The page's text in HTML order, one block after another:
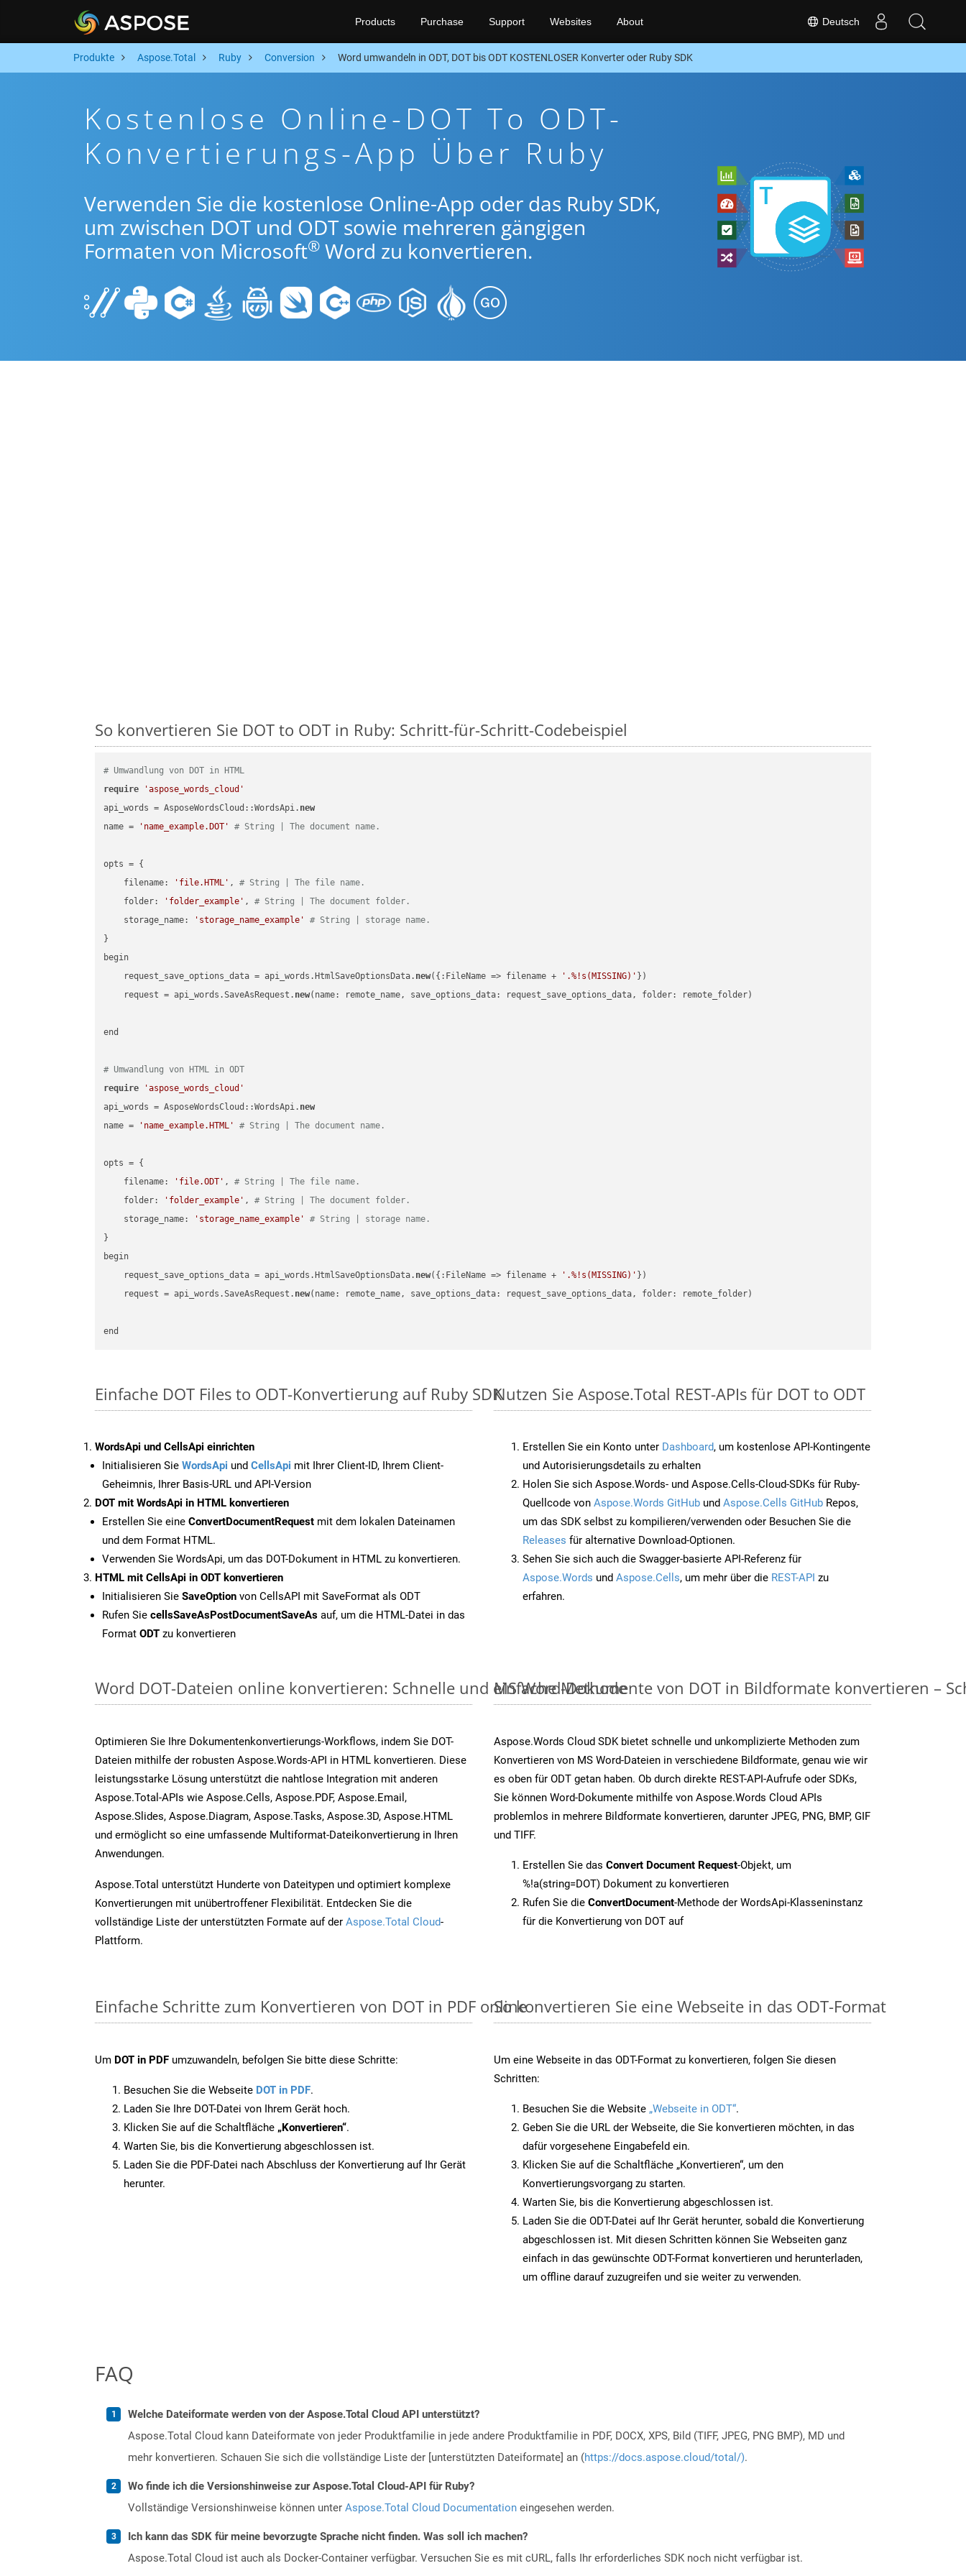
Deutsch
Products Purchase Support Websites About
Produkte Aspose.Total Ruby Conversion Word umwandeln in ODT, DOT bis ODT KOSTENLOSER Konverter oder Ruby SDK
Kostenlose Online-DOT To ODT-
Konvertierungs-App Über Ruby
Verwenden Sie die kostenlose Online-App oder das Ruby SDK,
um zwischen DOT und ODT sowie mehreren gängigen
Formaten von Microsoft® Word zu konvertieren.
So konvertieren Sie DOT to ODT in Ruby: Schritt-für-Schritt-Codebeispiel
# Umwandlung von DOT in HTML
require
'aspose_words_cloud'
api_words = AsposeWordsCloud::WordsApi. new
name =
'name_example.DOT' # String | The document name.
opts = {
    filename:
'file.HTML' , # String | The file name.
    folder:
'folder_example' , # String | The document folder.
    storage_name:
'storage_name_example'
# String | storage name.
}
begin
    request_save_options_data = api_words.HtmlSaveOptionsData.
new({:FileName => filename + '.%!s(MISSING)' })
    request = api_words.SaveAsRequest.
new(name: remote_name, save_options_data: request_save_options_data, folder: remote_folder)
end
# Umwandlung von HTML in ODT
require
'aspose_words_cloud'
api_words = AsposeWordsCloud::WordsApi. new
name =
'name_example.HTML' # String | The document name.
opts = {
    filename:
'file.ODT' , # String | The file name.
    folder:
'folder_example' , # String | The document folder.
    storage_name:
'storage_name_example'
# String | storage name.
}
begin
    request_save_options_data = api_words.HtmlSaveOptionsData.
new({:FileName => filename + '.%!s(MISSING)' })
    request = api_words.SaveAsRequest.
new(name: remote_name, save_options_data: request_save_options_data, folder: remote_folder)
Einfache DOT Files to ODT-Konvertierung auf Ruby SDK
WordsApi und CellsApi einrichten
Initialisieren Sie WordsApi und CellsApi mit Ihrer Client-ID, Ihrem Client-
Geheimnis, Ihrer Basis-URL und API-Version
DOT mit WordsApi in HTML konvertieren
Erstellen Sie eine ConvertDocumentRequest mit dem lokalen Dateinamen
und dem Format HTML.
Verwenden Sie WordsApi, um das DOT-Dokument in HTML zu konvertieren.
HTML mit CellsApi in ODT konvertieren
Initialisieren Sie SaveOption von CellsAPI mit SaveFormat als ODT
Rufen Sie cellsSaveAsPostDocumentSaveAs auf, um die HTML-Datei in das
Format ODT zu konvertieren
Nutzen Sie Aspose.Total REST-APIs für DOT to ODT
Erstellen Sie ein Konto unter Dashboard, um kostenlose API-Kontingente
und Autorisierungsdetails zu erhalten
Holen Sie sich Aspose.Words- und Aspose.Cells-Cloud-SDKs für Ruby-
Quellcode von Aspose.Words GitHub und Aspose.Cells GitHub Repos,
um das SDK selbst zu kompilieren/verwenden oder Besuchen Sie die
Releases für alternative Download-Optionen.
Sehen Sie sich auch die Swagger-basierte API-Referenz für
Aspose.Words und Aspose.Cells, um mehr über die REST-API zu
erfahren.
Word DOT-Dateien online konvertieren: Schnelle und einfache Methode
Optimieren Sie Ihre Dokumentenkonvertierungs-Workflows, indem Sie DOT-
Dateien mithilfe der robusten Aspose.Words-API in HTML konvertieren. Diese
leistungsstarke Lösung unterstützt die nahtlose Integration mit anderen
Aspose.Total-APIs wie Aspose.Cells, Aspose.PDF, Aspose.Email,
Aspose.Slides, Aspose.Diagram, Aspose.Tasks, Aspose.3D, Aspose.HTML
und ermöglicht so eine umfassende Multiformat-Dateikonvertierung in Ihren
Anwendungen.
Aspose.Total unterstützt Hunderte von Dateitypen und optimiert komplexe
Konvertierungen mit unübertroffener Flexibilität. Entdecken Sie die
vollständige Liste der unterstützten Formate auf der Aspose.Total Cloud-
Plattform.
MS Word-Dokumente von DOT in Bildformate konvertieren –
Aspose.Words Cloud SDK bietet schnelle und unkomplizierte Methoden zum
Konvertieren von MS Word-Dateien in verschiedene Bildformate, genau wie wir
es oben für ODT getan haben. Ob durch direkte REST-API-Aufrufe oder SDKs,
Sie können Word-Dokumente mithilfe von Aspose.Words Cloud APIs
problemlos in mehrere Bildformate konvertieren, darunter JPEG, PNG, BMP, GIF
und TIFF.
Erstellen Sie das Convert Document Request-Objekt, um
%!a(string=DOT) Dokument zu konvertieren
Rufen Sie die ConvertDocument-Methode der WordsApi-Klasseninstanz
für die Konvertierung von DOT auf
Einfache Schritte zum Konvertieren von DOT in PDF online
Um DOT in PDF umzuwandeln, befolgen Sie bitte diese Schritte:
Besuchen Sie die Webseite DOT in PDF.
Laden Sie Ihre DOT-Datei von Ihrem Gerät hoch.
Klicken Sie auf die Schaltfläche „Konvertieren“.
Warten Sie, bis die Konvertierung abgeschlossen ist.
Laden Sie die PDF-Datei nach Abschluss der Konvertierung auf Ihr Gerät
herunter.
So konvertieren Sie eine Webseite in das ODT-Format
Um eine Webseite in das ODT-Format zu konvertieren, folgen Sie diesen
Schritten:
Besuchen Sie die Website „Webseite in ODT“.
Geben Sie die URL der Webseite, die Sie konvertieren möchten, in das
dafür vorgesehene Eingabefeld ein.
Klicken Sie auf die Schaltfläche „Konvertieren“, um den
Konvertierungsvorgang zu starten.
Warten Sie, bis die Konvertierung abgeschlossen ist.
Laden Sie die ODT-Datei auf Ihr Gerät herunter, sobald die Konvertierung
abgeschlossen ist. Mit diesen Schritten können Sie Webseiten ganz
einfach in das gewünschte ODT-Format konvertieren und herunterladen,
um offline darauf zuzugreifen und sie weiter zu verwenden.
FAQ
Welche Dateiformate werden von der Aspose.Total Cloud API unterstützt?
Aspose.Total Cloud kann Dateiformate von jeder Produktfamilie in jede andere Produktfamilie in PDF, DOCX, XPS, Bild (TIFF, JPEG, PNG BMP), MD und
mehr konvertieren. Schauen Sie sich die vollständige Liste der [unterstützten Dateiformate] an (https://docs.aspose.cloud/total/).
Wo finde ich die Versionshinweise zur Aspose.Total Cloud-API für Ruby?
Vollständige Versionshinweise können unter Aspose.Total Cloud Documentation eingesehen werden.
Ich kann das SDK für meine bevorzugte Sprache nicht finden. Was soll ich machen?
Aspose.Total Cloud ist auch als Docker-Container verfügbar. Versuchen Sie es mit cURL, falls Ihr erforderliches SDK noch nicht verfügbar ist.